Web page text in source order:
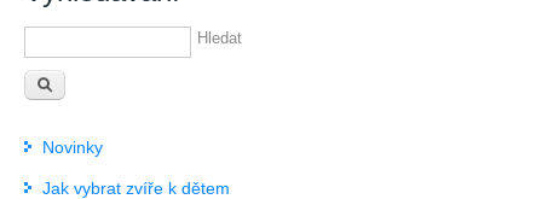
Hledat
Novinky
Jak vybrat zvíře k dětem